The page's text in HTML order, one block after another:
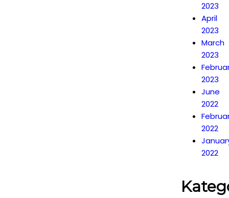
2023
April
2023
March
2023
2023
June
2022
2022
2022